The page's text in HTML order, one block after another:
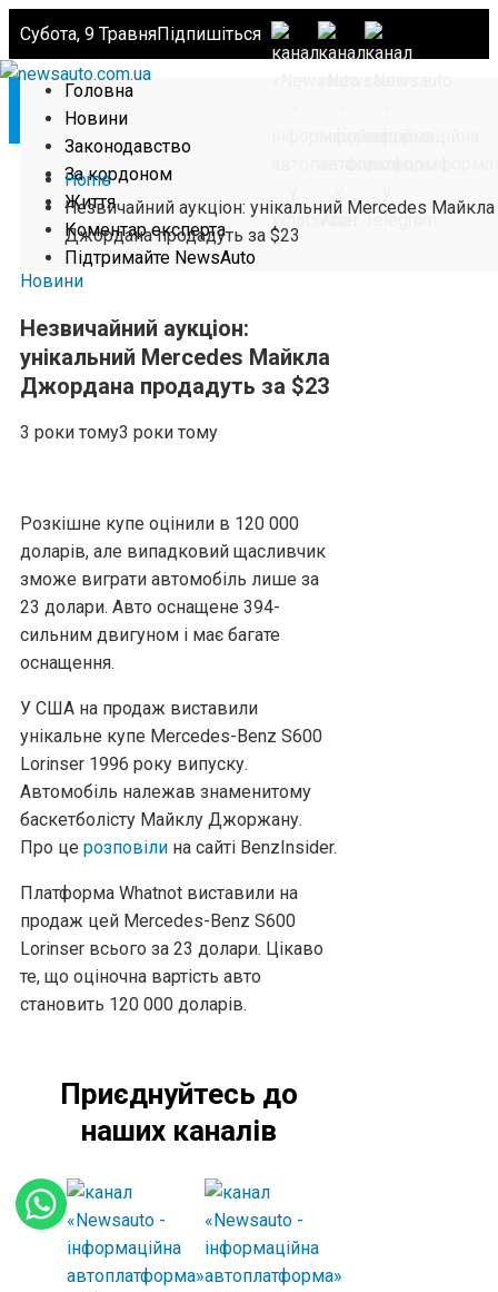
Субота, 9 ТравняПідпишіться
Головна
Новини
Законодавство
За кордоном
Життя
Коментар експерта
Підтримайте NewsAuto
Home
Незвичайний аукціон: унікальний Mercedes Майкла
Джордана продадуть за $23
Новини
Незвичайний аукціон:
унікальний Mercedes Майкла
Джордана продадуть за $23
3 роки тому3 роки тому
Розкішне купе оцінили в 120 000
доларів, але випадковий щасливчик
зможе виграти автомобіль лише за
23 долари. Авто оснащене 394-
сильним двигуном і має багате
оснащення.
У США на продаж виставили
унікальне купе Mercedes-Benz S600
Lorinser 1996 року випуску.
Автомобіль належав знаменитому
баскетболісту Майклу Джоржану.
Про це розповіли на сайті BenzInsider.
Платформа Whatnot виставили на
продаж цей Mercedes-Benz S600
Lorinser всього за 23 долари. Цікаво
те, що оціночна вартість авто
становить 120 000 доларів.
Приєднуйтесь до
наших каналів